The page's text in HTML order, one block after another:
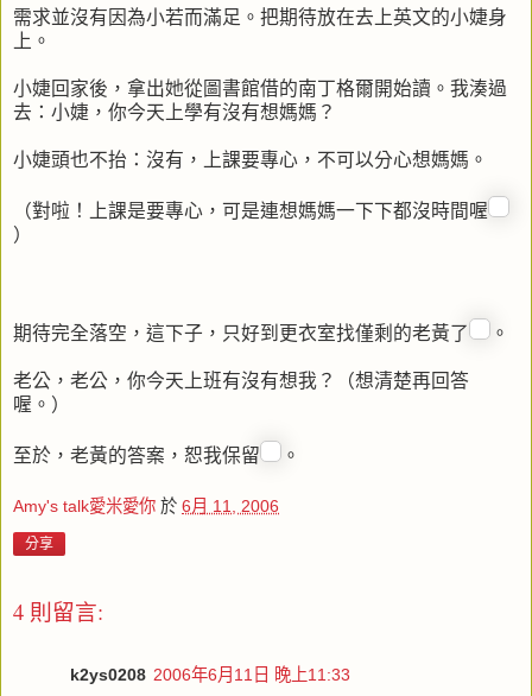
需求並沒有因為小若而滿足。把期待放在去上英文的小婕身
上。
小婕回家後，拿出她從圖書館借的南丁格爾開始讀。我湊過
去：小婕，你今天上學有沒有想媽媽？
小婕頭也不抬：沒有，上課要專心，不可以分心想媽媽。
（對啦！上課是要專心，可是連想媽媽一下下都沒時間喔
）
期待完全落空，這下子，只好到更衣室找僅剩的老黃了 。
老公，老公，你今天上班有沒有想我？（想清楚再回答
喔。）
至於，老黃的答案，恕我保留 。
Amy's talk愛米愛你 於 6月 11, 2006
分享
4 則留言:
k2ys0208 2006年6月11日 晚上11:33